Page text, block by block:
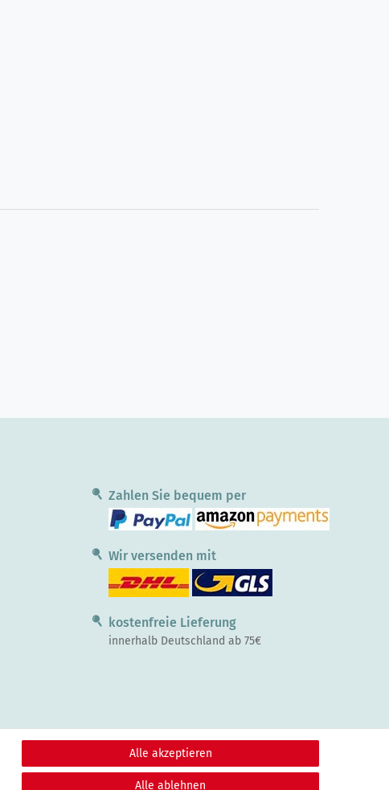
Zahlen Sie bequem per
Wir versenden mit
kostenfreie Lieferung
innerhalb Deutschland ab 75€
Alle akzeptieren
Alle ablehnen